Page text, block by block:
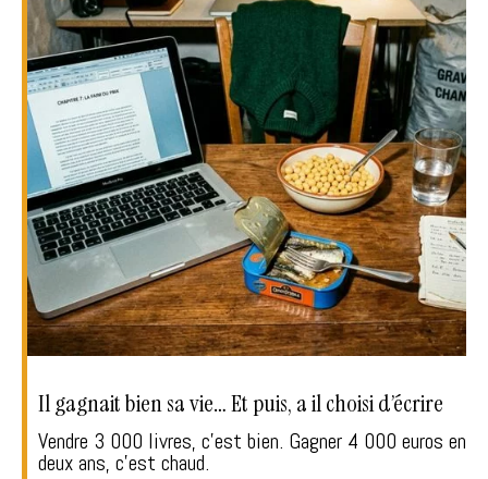
Il gagnait bien sa vie… Et puis, a il choisi d’écrire
Vendre 3 000 livres, c'est bien. Gagner 4 000 euros en
deux ans, c'est chaud.